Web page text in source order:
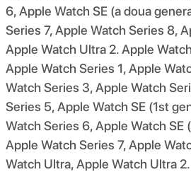
6, Apple Watch SE (a doua
Series 7, Apple Watch Series 8,
Apple Watch Ultra 2. Apple
Apple Watch Series 1, Apple
Watch Series 3, Apple Watch
Series 5, Apple Watch SE (1st
Watch Series 6, Apple Watch SE
Apple Watch Series 7, Apple
Watch Ultra, Apple Watch Ultra 2.